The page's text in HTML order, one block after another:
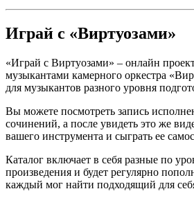
Играй с «‎Виртуозами»
«Играй с Виртуозами» – онлайн
музыкантами камерного оркестра
для музыкантов разного уровня
Вы можете посмотреть запись
сочинений, а после увидеть это же
вашего инструмента и сыграть ее
Каталог включает в себя разные по
произведения и будет регулярно
каждый мог найти подходящий для